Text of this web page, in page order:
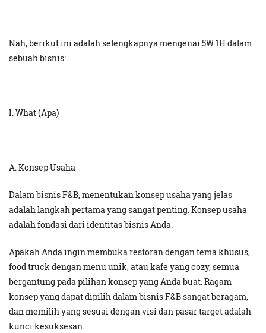
Nah, berikut ini adalah selengkapnya mengenai 5W 1H dalam
sebuah bisnis:
I. What (Apa)
A. Konsep Usaha
Dalam bisnis F&B, menentukan konsep usaha yang jelas
adalah langkah pertama yang sangat penting. Konsep usaha
adalah fondasi dari identitas bisnis Anda.
Apakah Anda ingin membuka restoran dengan tema khusus,
food truck dengan menu unik, atau kafe yang cozy, semua
bergantung pada pilihan konsep yang Anda buat. Ragam
konsep yang dapat dipilih dalam bisnis F&B sangat beragam,
dan memilih yang sesuai dengan visi dan pasar target adalah
kunci kesuksesan.